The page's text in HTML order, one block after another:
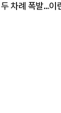
차례 폭발…이